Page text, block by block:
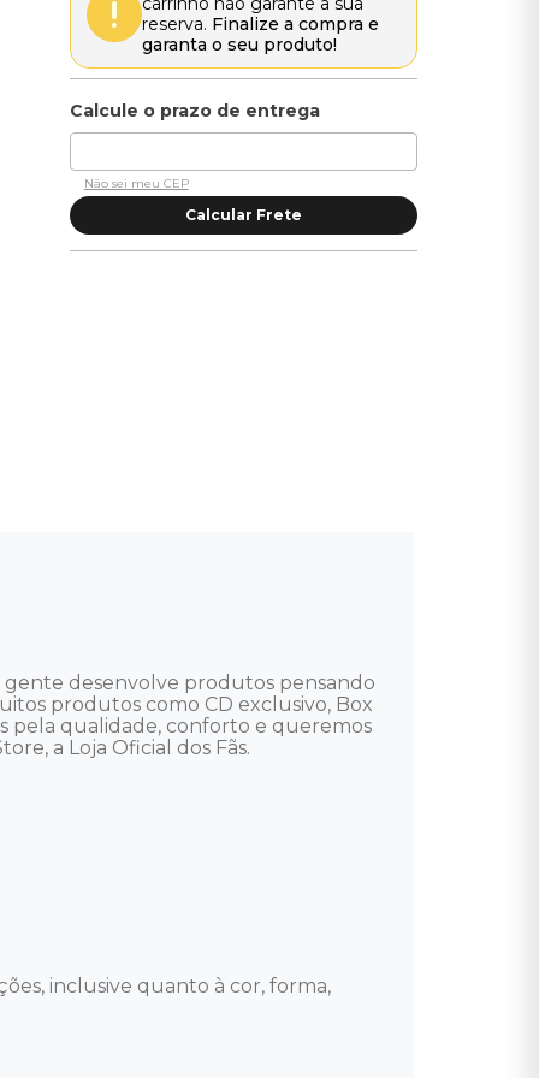
reserva. Finalize a compra e
garanta o seu produto!
Não sei meu CEP
gente desenvolve produtos pensando
produtos como CD exclusivo, Box
pela qualidade, conforto e queremos
a Loja Oficial dos Fãs.
inclusive quanto à cor, forma,